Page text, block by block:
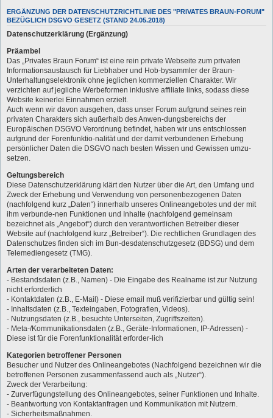
ERGÄNZUNG DER DATENSCHUTZRICHTLINIE DES "PRIVATES BRAUN-FORUM"
BEZÜGLICH DSGVO GESETZ (STAND 24.05.2018)
Datenschutzerklärung (Ergänzung)
Präambel
Das „Privates Braun Forum“ ist eine rein private Webseite zum privaten
Informationsaustausch für Liebhaber und Hob-bysammler der Braun-
Unterhaltungselektronik ohne jeglichen kommerziellen Charakter. Wir
verzichten auf jegliche Werbeformen inklusive affiliate links, sodass diese
Website keinerlei Einnahmen erzielt.
Auch wenn wir davon ausgehen, dass unser Forum aufgrund seines rein
privaten Charakters sich außerhalb des Anwen-dungsbereichs der
Europäischen DSGVO Verordnung befindet, haben wir uns entschlossen
aufgrund der Forenfunktio-nalität und der damit verbundenen Erhebung
persönlicher Daten die DSGVO nach besten Wissen und Gewissen umzu-
setzen.
Geltungsbereich
Diese Datenschutzerklärung klärt den Nutzer über die Art, den Umfang und
Zweck der Erhebung und Verwendung von personenbezogenen Daten
(nachfolgend kurz „Daten“) innerhalb unseres Onlineangebotes und der mit
ihm verbunde-nen Funktionen und Inhalte (nachfolgend gemeinsam
bezeichnet als „Angebot“) durch den verantwortlichen Betreiber dieser
Website auf (nachfolgend kurz „Betreiber“). Die rechtlichen Grundlagen des
Datenschutzes finden sich im Bun-desdatenschutzgesetz (BDSG) und dem
Telemediengesetz (TMG).
Arten der verarbeiteten Daten:
- Bestandsdaten (z.B., Namen) - Die Eingabe des Realname ist zur Nutzung
nicht erforderlich
- Kontaktdaten (z.B., E-Mail) - Diese email muß verifizierbar und gültig sein!
- Inhaltsdaten (z.B., Texteingaben, Fotografien, Videos).
- Nutzungsdaten (z.B., besuchte Unterseiten, Zugriffszeiten).
- Meta-/Kommunikationsdaten (z.B., Geräte-Informationen, IP-Adressen) -
Diese ist für die Forenfunktionalität erforder-lich
Kategorien betroffener Personen
Besucher und Nutzer des Onlineangebotes (Nachfolgend bezeichnen wir die
betroffenen Personen zusammenfassend auch als „Nutzer“).
Zweck der Verarbeitung:
- Zurverfügungstellung des Onlineangebotes, seiner Funktionen und Inhalte.
- Beantwortung von Kontaktanfragen und Kommunikation mit Nutzern.
- Sicherheitsmaßnahmen.